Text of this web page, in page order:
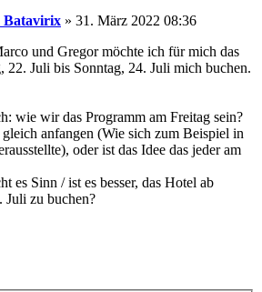
Batavirix » 31. März 2022 08:36
und Gregor möchte ich für mich das
22. Juli bis Sonntag, 24. Juli mich buchen.
wie wir das Programm am Freitag sein?
anfangen (Wie sich zum Beispiel in
oder ist das Idee das jeder am
es Sinn / ist es besser, das Hotel ab
Juli zu buchen?